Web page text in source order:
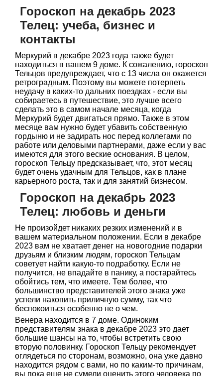
Гороскоп на декабрь 2023
Телец: учеба, бизнес и
контакты
Меркурий в декабре 2023 года также будет
находиться в вашем 9 доме. К сожалению, гороскоп
Тельцов предупреждает, что с 13 числа он окажется
ретроградным. Поэтому вы можете потерпеть
неудачу в каких-то дальних поездках - если вы
собираетесь в путешествие, это лучше всего
сделать это в самом начале месяца, когда
Меркурий будет двигаться прямо. Также в этом
месяце вам нужно будет убавить собственную
гордыню и не задирать нос перед коллегами по
работе или деловыми партнерами, даже если у вас
имеются для этого веские основания. В целом,
гороскоп Тельцу предсказывает, что, этот месяц
будет очень удачным для Тельцов, как в плане
карьерного роста, так и для занятий бизнесом.
Гороскоп на декабрь 2023
Телец: любовь и деньги
Не произойдет никаких резких изменений и в
вашем материальном положении. Если в декабре
2023 вам не хватает денег на новогодние подарки
друзьям и близким людям, гороскоп Тельцам
советует найти какую-то подработку. Если не
получится, не впадайте в панику, а постарайтесь
обойтись тем, что имеете. Тем более, что
большинство представителей этого знака уже
успели накопить приличную сумму, так что
беспокоиться особенно не о чем.
Венера находится в 7 доме. Одиноким
представителям знака в декабре 2023 это дает
большие шансы на то, чтобы встретить свою
вторую половинку. Гороскоп Тельцу рекомендует
оглядеться по сторонам, возможно, она уже давно
находится рядом с вами, но по каким-то причинам,
вы пока еще не сумели оценить этого человека по